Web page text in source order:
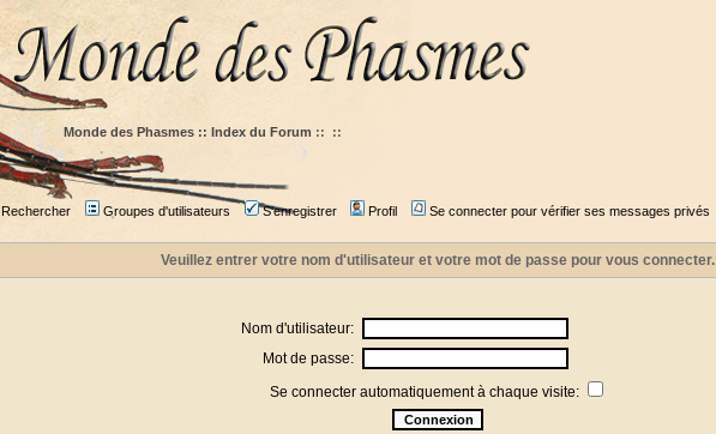
Monde des Phasmes :: Index du Forum :: ::
Rechercher Groupes d'utilisateurs S'enregistrer Profil Se connecter pour vérifier ses messages privés
Veuillez entrer votre nom d'utilisateur et votre mot de passe pour vous connecter.
Nom d'utilisateur:
Mot de passe:
Se connecter automatiquement à chaque visite: